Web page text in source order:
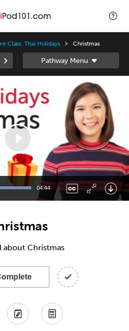
Class: Thai Holidays Christmas
04:44
about Christmas